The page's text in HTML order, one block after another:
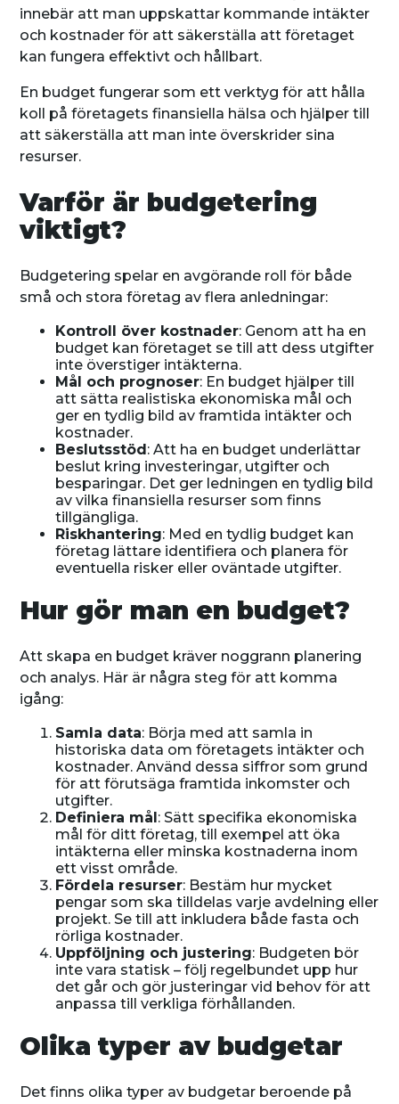
innebär att man uppskattar kommande intäkter
och kostnader för att säkerställa att företaget
kan fungera effektivt och hållbart.
En budget fungerar som ett verktyg för att hålla
koll på företagets finansiella hälsa och hjälper till
att säkerställa att man inte överskrider sina
resurser.
Varför är budgetering
viktigt?
Budgetering spelar en avgörande roll för både
små och stora företag av flera anledningar:
Kontroll över kostnader: Genom att ha en
budget kan företaget se till att dess utgifter
inte överstiger intäkterna.
Mål och prognoser: En budget hjälper till
att sätta realistiska ekonomiska mål och
ger en tydlig bild av framtida intäkter och
kostnader.
Beslutsstöd: Att ha en budget underlättar
beslut kring investeringar, utgifter och
besparingar. Det ger ledningen en tydlig bild
av vilka finansiella resurser som finns
tillgängliga.
Riskhantering: Med en tydlig budget kan
företag lättare identifiera och planera för
eventuella risker eller oväntade utgifter.
Hur gör man en budget?
Att skapa en budget kräver noggrann planering
och analys. Här är några steg för att komma
igång:
Samla data: Börja med att samla in
historiska data om företagets intäkter och
kostnader. Använd dessa siffror som grund
för att förutsäga framtida inkomster och
utgifter.
Definiera mål: Sätt specifika ekonomiska
mål för ditt företag, till exempel att öka
intäkterna eller minska kostnaderna inom
ett visst område.
Fördela resurser: Bestäm hur mycket
pengar som ska tilldelas varje avdelning eller
projekt. Se till att inkludera både fasta och
rörliga kostnader.
Uppföljning och justering: Budgeten bör
inte vara statisk – följ regelbundet upp hur
det går och gör justeringar vid behov för att
anpassa till verkliga förhållanden.
Olika typer av budgetar
Det finns olika typer av budgetar beroende på